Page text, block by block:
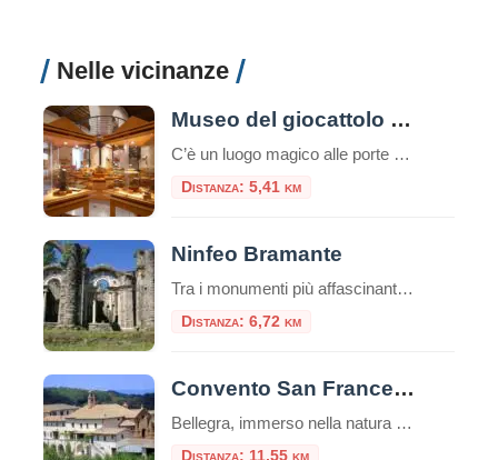
Nelle vicinanze
Museo del giocattolo di Zagarolo
C’è un luogo magico alle porte di Roma dove il tempo sembra essersi fermato, un posto dove i ricordi prendono forma e i sogni dell’infanzia sono conservati con cura. Stiamo parlando del Museo del Giocattolo di Zagarolo, uno scrigno di tesori che affascina non solo i bambini, ma anche e soprattutto gli adulti, trasportandoli in […]
Distanza: 5,41 km
Ninfeo Bramante
Tra i monumenti più affascinanti di Genazzano vi è il “Ninfeo”. Il cosiddetto “Ninfeo di Bramante” di Genazzano fu commissionato, dai Colonna, nei primi decenni del Cinquecento ad opera di maestranze bramantesche con l'idea di realizzare
Distanza: 6,72 km
Convento San Francesco a Bellegra
Bellegra, immerso nella natura della campagna romana. Qui fece una sosta San Francesco nell’anno 1223, mentre era diretto all’Abbazia di Subiaco. Francesco restò colpito dalla cornice suggestiva nella quale era immerso il luogo dove converti i tre ladroni trovate le sepolture nel restauro dei interni della Chiesa nel 1970. Incastonato nel verde dei castagni e […]
Distanza: 11,55 km